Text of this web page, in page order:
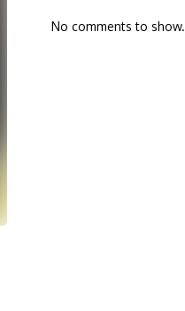
No comments to show.